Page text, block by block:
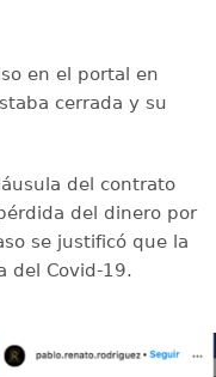
en el portal en
cerrada y su
del contrato
del dinero por
se justificó que la
del Covid-19.